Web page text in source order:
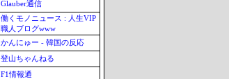
Glauber通信
働くモノニュース : 人生VIP
職人ブログwww
かんにゅー - 韓国の反応
登山ちゃんねる
F1情報通